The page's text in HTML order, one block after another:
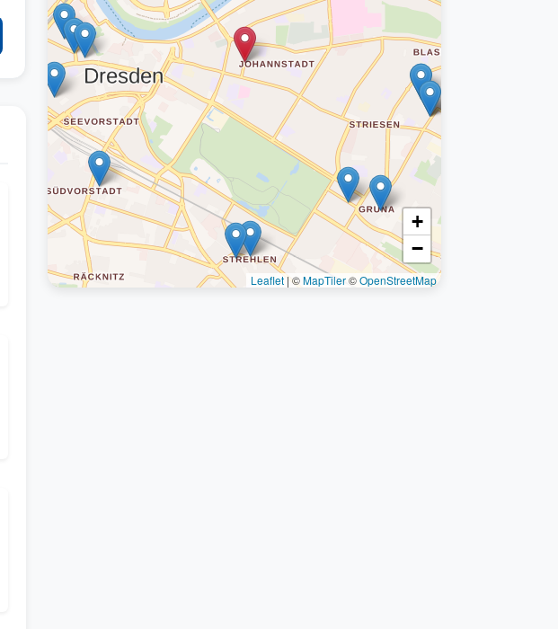
+
−
Leaflet | ©MapTiler©OpenStreetMap